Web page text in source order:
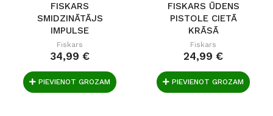
FISKARS
SMIDZINĀTĀJS
IMPULSE
Fiskars
34,99 €
PIEVIENOT GROZAM
FISKARS ŪDENS
PISTOLE CIETĀ
KRĀSĀ
Fiskars
24,99 €
PIEVIENOT GROZAM